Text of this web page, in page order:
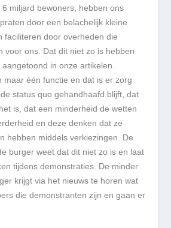
6 miljard bewoners, hebben ons
door een belachelijk kleine
faciliteren door overheden die
voor ons. Dat dit niet zo is hebben
in onze artikelen.
maar één functie en dat is er zorg
status quo gehandhaafd blijft, dat
is, dat een minderheid de wetten
en deze denken dat ze
hebben middels verkiezingen. De
burger weet dat dit niet zo is en laat
tijdens demonstraties. De minder
krijgt via het nieuws te horen wat
die demonstranten zijn en gaan er